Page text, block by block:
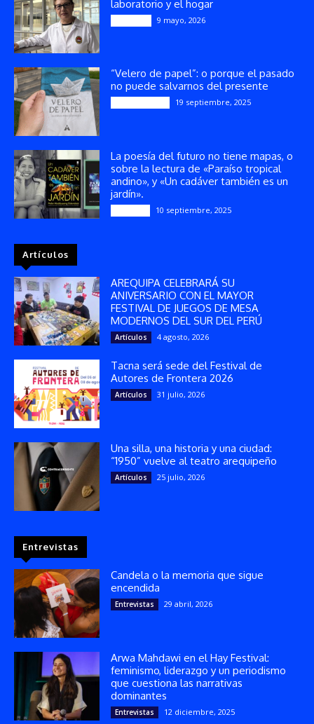
laboratorio y el hogar
9 mayo, 2026
“Velero de papel”: o porque el pasado
no puede salvarnos del presente
19 septiembre, 2025
La poesía del futuro no tiene mapas, o
sobre la lectura de «Paraíso tropical
andino», y «Un cadáver también es un
jardín».
10 septiembre, 2025
Artículos
AREQUIPA CELEBRARÁ SU
ANIVERSARIO CON EL MAYOR
FESTIVAL DE JUEGOS DE MESA
MODERNOS DEL SUR DEL PERÚ
Artículos 4 agosto, 2026
Tacna será sede del Festival de
Autores de Frontera 2026
Artículos 31 julio, 2026
Una silla, una historia y una ciudad:
“1950” vuelve al teatro arequipeño
Artículos 25 julio, 2026
Entrevistas
Candela o la memoria que sigue
encendida
Entrevistas 29 abril, 2026
Arwa Mahdawi en el Hay Festival:
feminismo, liderazgo y un periodismo
que cuestiona las narrativas
dominantes
Entrevistas 12 diciembre, 2025